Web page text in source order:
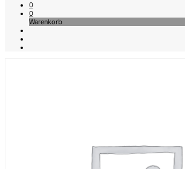
0
0
Warenkorb